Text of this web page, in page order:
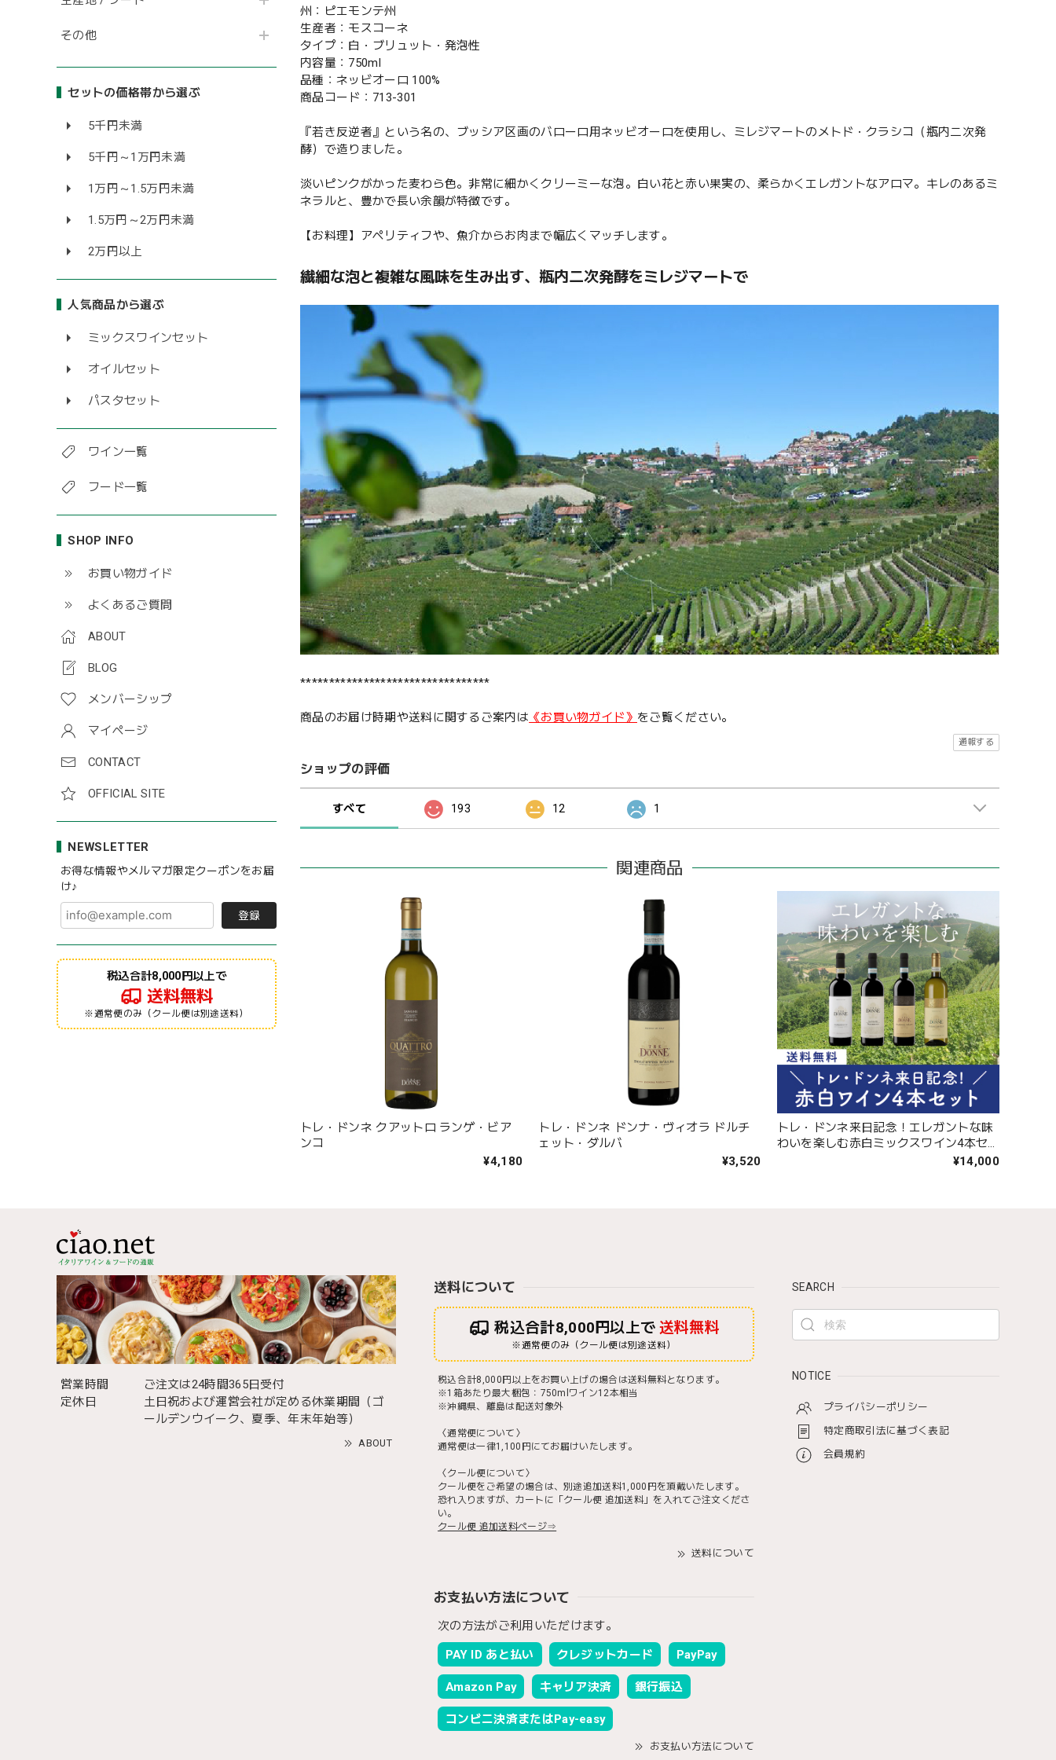
その他
セットの価格帯から選ぶ
5千円未満
5千円～1万円未満
1万円～1.5万円未満
1.5万円～2万円未満
2万円以上
人気商品から選ぶ
ミックスワインセット
オイルセット
パスタセット
ワイン一覧
フード一覧
SHOP INFO
お買い物ガイド
よくあるご質問
ABOUT
BLOG
メンバーシップ
マイページ
CONTACT
OFFICIAL SITE
NEWSLETTER
お得な情報やメルマガ限定クーポンをお届
け♪
登録
税込合計8,000円以上で
送料無料
※通常便のみ（クール便は別途送料）
州：ピエモンテ州
生産者：モスコーネ
タイプ：白・ブリュット・発泡性
内容量：750ml
品種：ネッビオーロ 100%
商品コード：713-301
『若き反逆者』という名の、ブッシア区画のバローロ用ネッビオーロを使用し、ミレジマートのメトド・クラシコ（瓶内二次発
酵）で造りました。
淡いピンクがかった麦わら色。非常に細かくクリーミーな泡。白い花と赤い果実の、柔らかくエレガントなアロマ。キレのあるミ
ネラルと、豊かで長い余韻が特徴です。
【お料理】アペリティフや、魚介からお肉まで幅広くマッチします。
繊細な泡と複雑な風味を生み出す、瓶内二次発酵をミレジマートで
*********************************
商品のお届け時期や送料に関するご案内は 《お買い物ガイド》 をご覧ください。
通報する
ショップの評価
すべて 193 12 1
関連商品
トレ・ドンネ クアットロ ランゲ・ビア
ンコ
¥4,180
トレ・ドンネ ドンナ・ヴィオラ ドルチ
ェット・ダルバ
¥3,520
トレ・ドンネ来日記念！エレガントな味
わいを楽しむ赤白ミックスワイン4本セ
ット〈32%OFF＆送料無料〉(B704116)
¥14,000
営業時間
ご注文は24時間365日受付
定休日
土日祝および運営会社が定める休業期間（ゴ
ールデンウイーク、夏季、年末年始等）
ABOUT
送料について
税込合計8,000円以上で 送料無料
※通常便のみ（クール便は別途送料）
税込合計8,000円以上をお買い上げの場合は送料無料となります。
※1箱あたり最大梱包：750mlワイン12本相当
※沖縄県、離島は配送対象外
〈通常便について〉
通常便は一律1,100円にてお届けいたします。
〈クール便について〉
クール便をご希望の場合は、別途追加送料1,000円を頂戴いたします。
恐れ入りますが、カートに「クール便 追加送料」を入れてご注文くださ
い。
クール便 追加送料ページ⇒
送料について
お支払い方法について
次の方法がご利用いただけます。
PAY ID あと払い クレジットカード PayPay
Amazon Pay キャリア決済 銀行振込
コンビニ決済またはPay-easy
お支払い方法について
SEARCH
NOTICE
プライバシーポリシー
特定商取引法に基づく表記
会員規約